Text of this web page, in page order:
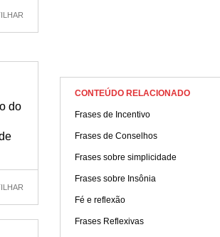
do
CONTEÚDO RELACIONADO
Frases de Incentivo
Frases de Conselhos
Frases sobre simplicidade
Frases sobre Insônia
Fé e reflexão
Frases Reflexivas